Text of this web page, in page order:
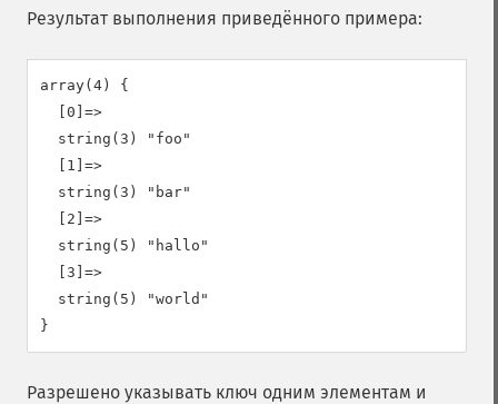
Результат выполнения приведённого примера:
array(4) {
  [0]=>
  string(3) "foo"
  [1]=>
  string(3) "bar"
  [2]=>
  string(5) "hallo"
  [3]=>
  string(5) "world"
Разрешено указывать ключ одним элементам и